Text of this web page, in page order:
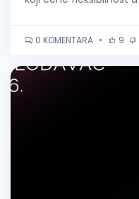
0 KOMENTARA • 9